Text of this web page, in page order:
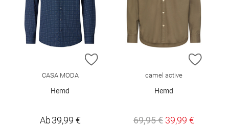
ZUR WUNSCHLISTE HINZUFÜGEN
CASA MODA
Hemd
Ab39,99 €
ZUR
camel active
Hemd
69,95 € 39,99 €